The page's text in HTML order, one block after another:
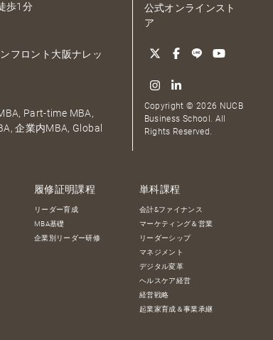
歩1分
フロント大阪ナレッ
Part-time MBA,
企業内MBA, Global
公式オンラインスト
ア
Copyright © 2026 NUCB
Business School. All
Rights Reserved.
履修証明課程
リーダー育成
MBA基礎
企業別リーダー研修
単科課程
会計&ファイナンス
マーケティング＆営業
リーダーシップ
マネジメント
デジタル変革
ヘルスケア経営
経営戦略
起業家育成＆事業承継